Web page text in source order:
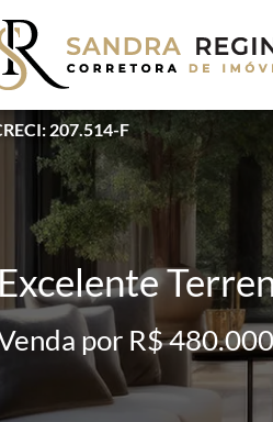
207.514-F
Excelente
por R$